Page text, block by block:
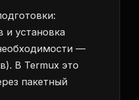
и установка
—
В Termux это
пакетный